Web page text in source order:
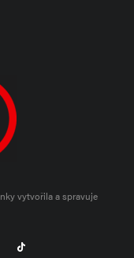
vytvořila a spravuje